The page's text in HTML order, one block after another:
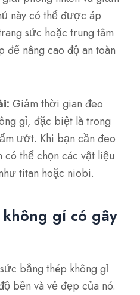
này có thể được áp
sức hoặc trung tâm
để nâng cao độ an toàn
Giảm thời gian đeo
gỉ, đặc biệt là trong
ướt. Khi bạn cần đeo
thể chọn các vật liệu
titan hoặc niobi.
gỉ có gây
bằng thép không gỉ
bền và vẻ đẹp của nó.